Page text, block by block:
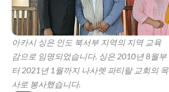
아카시 싱은 인도 북서부 지역의 지역 교육
감으로 임명되었습니다. 싱은 2010년 8월부
터 2021년 1월까지 나사렛 파티랄 교회의 목
사로 봉사했습니다.